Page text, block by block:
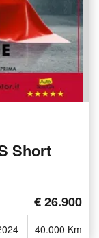
Short
€ 26.900
40.000 Km